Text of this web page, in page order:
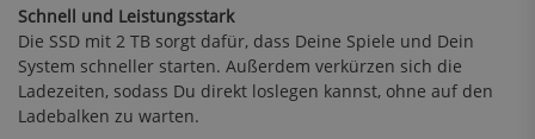
Schnell und Leistungsstark
Die SSD mit 2 TB sorgt dafür, dass Deine Spiele und Dein
System schneller starten. Außerdem verkürzen sich die
Ladezeiten, sodass Du direkt loslegen kannst, ohne auf den
Ladebalken zu warten.